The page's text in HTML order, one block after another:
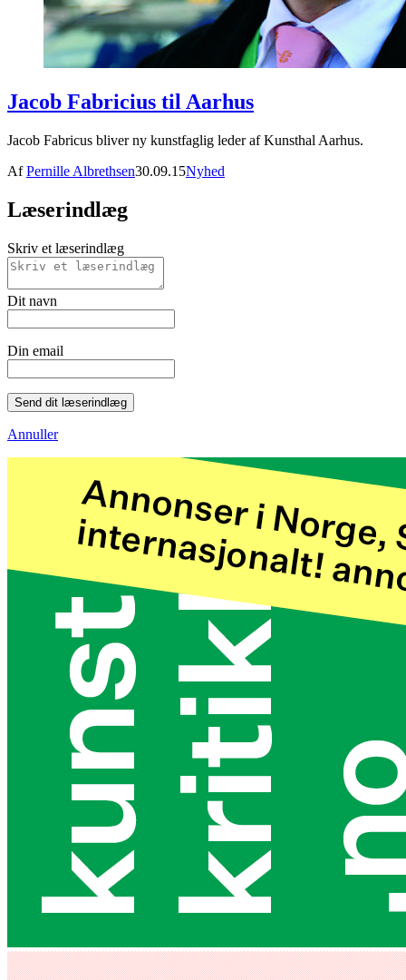
Jacob Fabricius til Aarhus
Jacob Fabricus bliver ny kunstfaglig leder af Kunsthal Aarhus.
AfPernille Albrethsen30.09.15Nyhed
Læserindlæg
Skriv et læserindlæg
Dit navn
Din email
Send dit læserindlæg
Annuller